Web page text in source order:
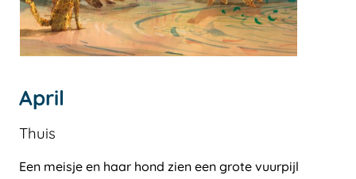
April
Thuis
Een meisje en haar hond zien een grote vuurpijl